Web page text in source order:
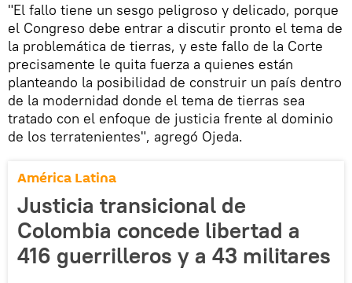
"El fallo tiene un sesgo peligroso y delicado, porque
el Congreso debe entrar a discutir pronto el tema de
la problemática de tierras, y este fallo de la Corte
precisamente le quita fuerza a quienes están
planteando la posibilidad de construir un país dentro
de la modernidad donde el tema de tierras sea
tratado con el enfoque de justicia frente al dominio
de los terratenientes", agregó Ojeda.
América Latina
Justicia transicional de
Colombia concede libertad a
416 guerrilleros y a 43 militares